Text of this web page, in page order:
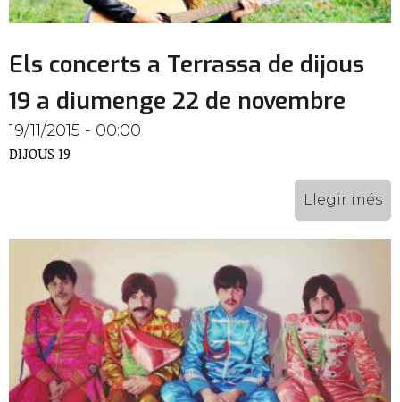
Els concerts a Terrassa de dijous
19 a diumenge 22 de novembre
19/11/2015 - 00:00
DIJOUS 19
Llegir més